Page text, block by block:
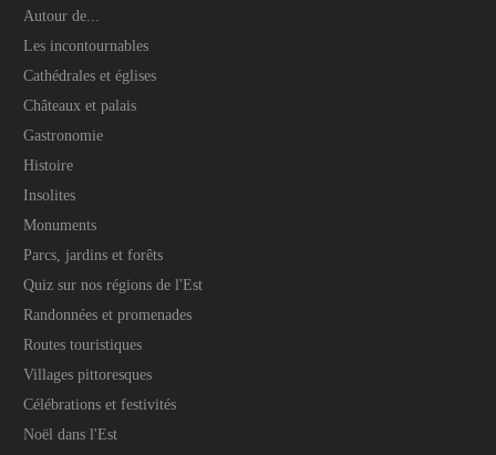
Autour de...
Les incontournables
Cathédrales et églises
Châteaux et palais
Gastronomie
Histoire
Insolites
Monuments
Parcs, jardins et forêts
Quiz sur nos régions de l'Est
Randonnées et promenades
Routes touristiques
Villages pittoresques
Célébrations et festivités
Noël dans l'Est